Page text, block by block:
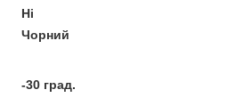
Ні
Чорний
-30 град.